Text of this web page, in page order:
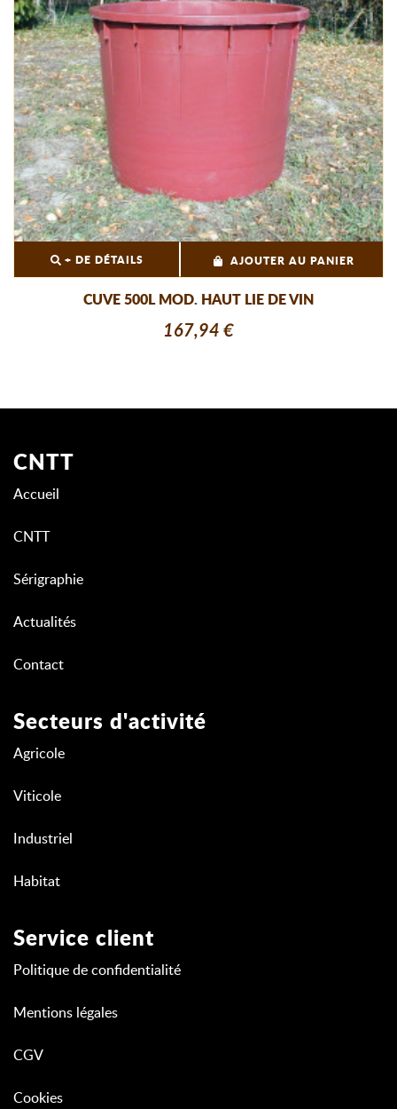
+ DE DÉTAILS AJOUTER AU PANIER
CUVE 500L MOD. HAUT LIE DE VIN
167,94 €
CNTT
Accueil
CNTT
Sérigraphie
Actualités
Contact
Secteurs d'activité
Agricole
Viticole
Industriel
Habitat
Service client
Politique de confidentialité
Mentions légales
CGV
Cookies